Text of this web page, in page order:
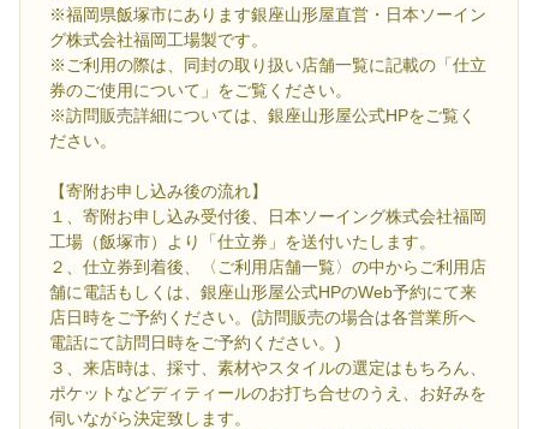
※福岡県飯塚市にあります銀座山形屋直営・日本ソーイン
グ株式会社福岡工場製です。
※ご利用の際は、同封の取り扱い店舗一覧に記載の「仕立
券のご使用について」をご覧ください。
※訪問販売詳細については、銀座山形屋公式HPをご覧く
ださい。
【寄附お申し込み後の流れ】
１、寄附お申し込み受付後、日本ソーイング株式会社福岡
工場（飯塚市）より「仕立券」を送付いたします。
２、仕立券到着後、〈ご利用店舗一覧〉の中からご利用店
舗に電話もしくは、銀座山形屋公式HPのWeb予約にて来
店日時をご予約ください。(訪問販売の場合は各営業所へ
電話にて訪問日時をご予約ください。)
３、来店時は、採寸、素材やスタイルの選定はもちろん、
ポケットなどディティールのお打ち合せのうえ、お好みを
伺いながら決定致します。